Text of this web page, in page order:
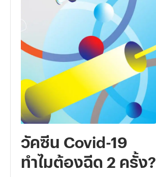
วัคซีน Covid-19
ทำไมต้องฉีด 2 ครั้ง?